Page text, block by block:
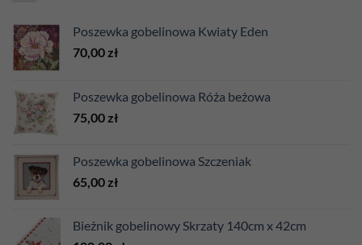
Poszewka gobelinowa Kwiaty Eden
70,00 zł
Poszewka gobelinowa Róża beżowa
75,00 zł
Poszewka gobelinowa Szczeniak
65,00 zł
Bieżnik gobelinowy Skrzaty 140cm x 42cm